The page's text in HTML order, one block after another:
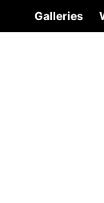
Galleries